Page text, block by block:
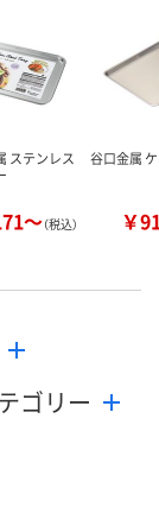
ステンレス
～（税込）
谷口金属
￥
ゴリー